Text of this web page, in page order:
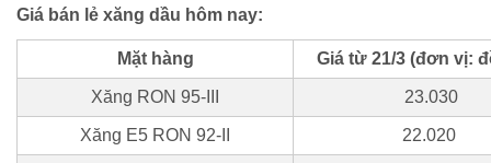
Giá bán lẻ xăng dầu hôm nay:
Mặt hàng Giá từ 21/3 (đơn vị:
Xăng RON 95-III 23.030
Xăng E5 RON 92-II 22.020